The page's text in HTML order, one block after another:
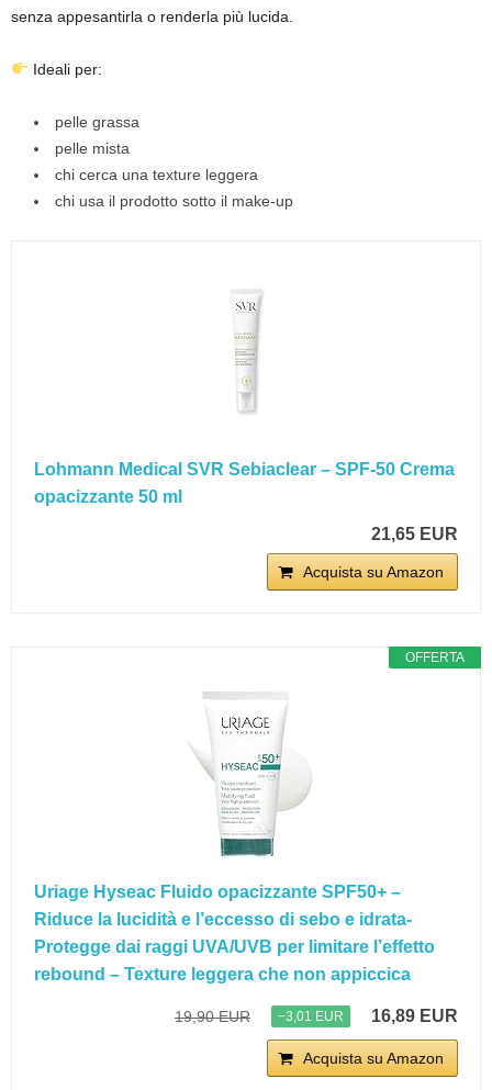
senza appesantirla o renderla più lucida.
Ideali per:
pelle grassa
pelle mista
chi cerca una texture leggera
chi usa il prodotto sotto il make-up
Lohmann Medical SVR Sebiaclear – SPF-50 Crema
opacizzante 50 ml
21,65 EUR
Acquista su Amazon
OFFERTA
Uriage Hyseac Fluido opacizzante SPF50+ –
Riduce la lucidità e l’eccesso di sebo e idrata-
Protegge dai raggi UVA/UVB per limitare l’effetto
rebound – Texture leggera che non appiccica
19,90 EUR −3,01 EUR 16,89 EUR
Acquista su Amazon